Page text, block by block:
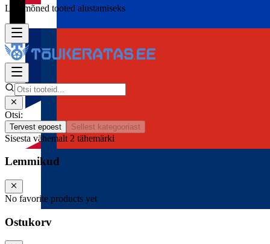
Lisa mõned tooted alustamiseks
Otsi:
Tervest epoest Sellest kategooriast
Sisesta vähemalt 2 tähemärki
Lemmikud
No favorite products yet
Ostukorv